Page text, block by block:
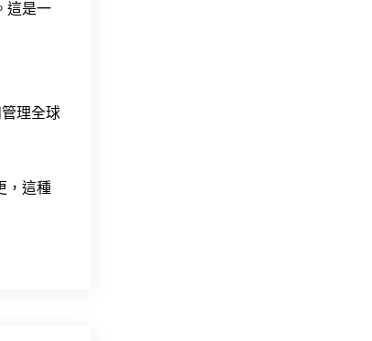
這是一
理全球
，這種